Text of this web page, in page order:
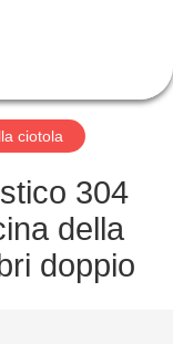
ciotola
304
della
doppio